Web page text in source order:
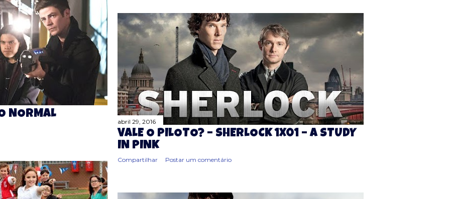
NORMAL
abril 29, 2016
VALE O PILOTO? – SHERLOCK 1X01 – A STUDY
IN PINK
Compartilhar Postar um comentário